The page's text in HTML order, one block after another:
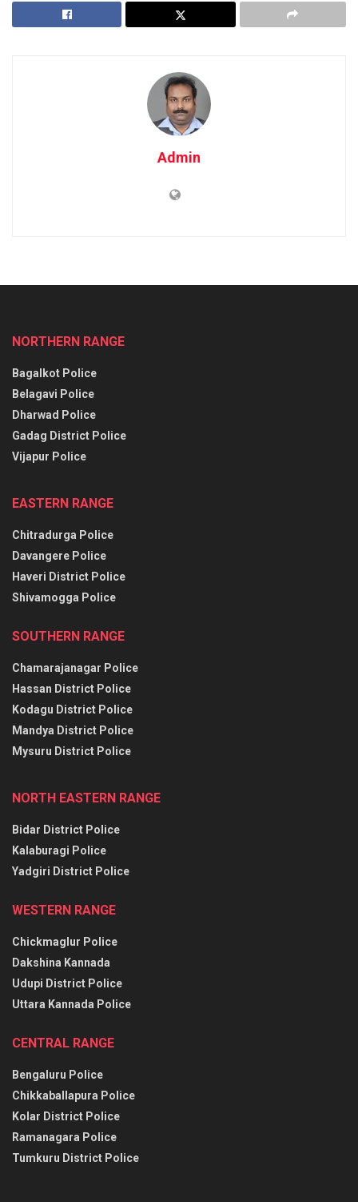
Admin
NORTHERN RANGE
Bagalkot Police
Belagavi Police
Dharwad Police
Gadag District Police
Vijapur Police
EASTERN RANGE
Chitradurga Police
Davangere Police
Haveri District Police
Shivamogga Police
SOUTHERN RANGE
Chamarajanagar Police
Hassan District Police
Kodagu District Police
Mandya District Police
Mysuru District Police
NORTH EASTERN RANGE
Bidar District Police
Kalaburagi Police
Yadgiri District Police
WESTERN RANGE
Chickmaglur Police
Dakshina Kannada
Udupi District Police
Uttara Kannada Police
CENTRAL RANGE
Bengaluru Police
Chikkaballapura Police
Kolar District Police
Ramanagara Police
Tumkuru District Police